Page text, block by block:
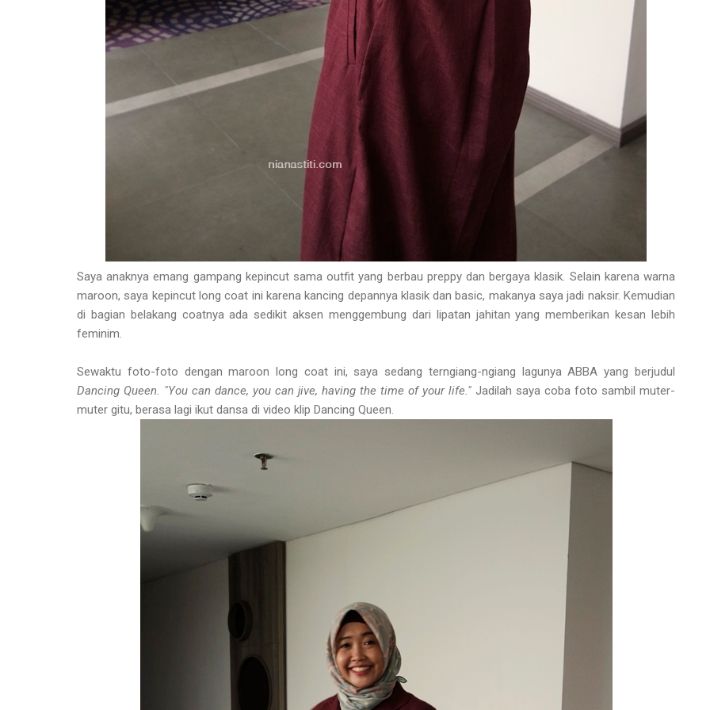
Saya anaknya emang gampang kepincut sama outfit yang berbau preppy dan bergaya klasik. Selain karena warna
maroon, saya kepincut long coat ini karena kancing depannya klasik dan basic, makanya saya jadi naksir. Kemudian
di bagian belakang coatnya ada sedikit aksen menggembung dari lipatan jahitan yang memberikan kesan lebih
feminim.
Sewaktu foto-foto dengan maroon long coat ini, saya sedang terngiang-ngiang lagunya ABBA yang berjudul
Dancing Queen. "You can dance, you can jive, having the time of your life." Jadilah saya coba foto sambil muter-
muter gitu, berasa lagi ikut dansa di video klip Dancing Queen.